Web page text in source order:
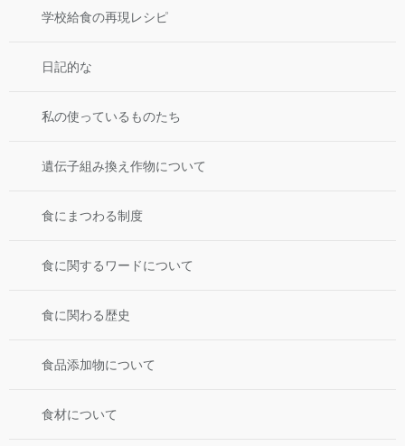
学校給食の再現レシピ
日記的な
私の使っているものたち
遺伝子組み換え作物について
食にまつわる制度
食に関するワードについて
食に関わる歴史
食品添加物について
食材について